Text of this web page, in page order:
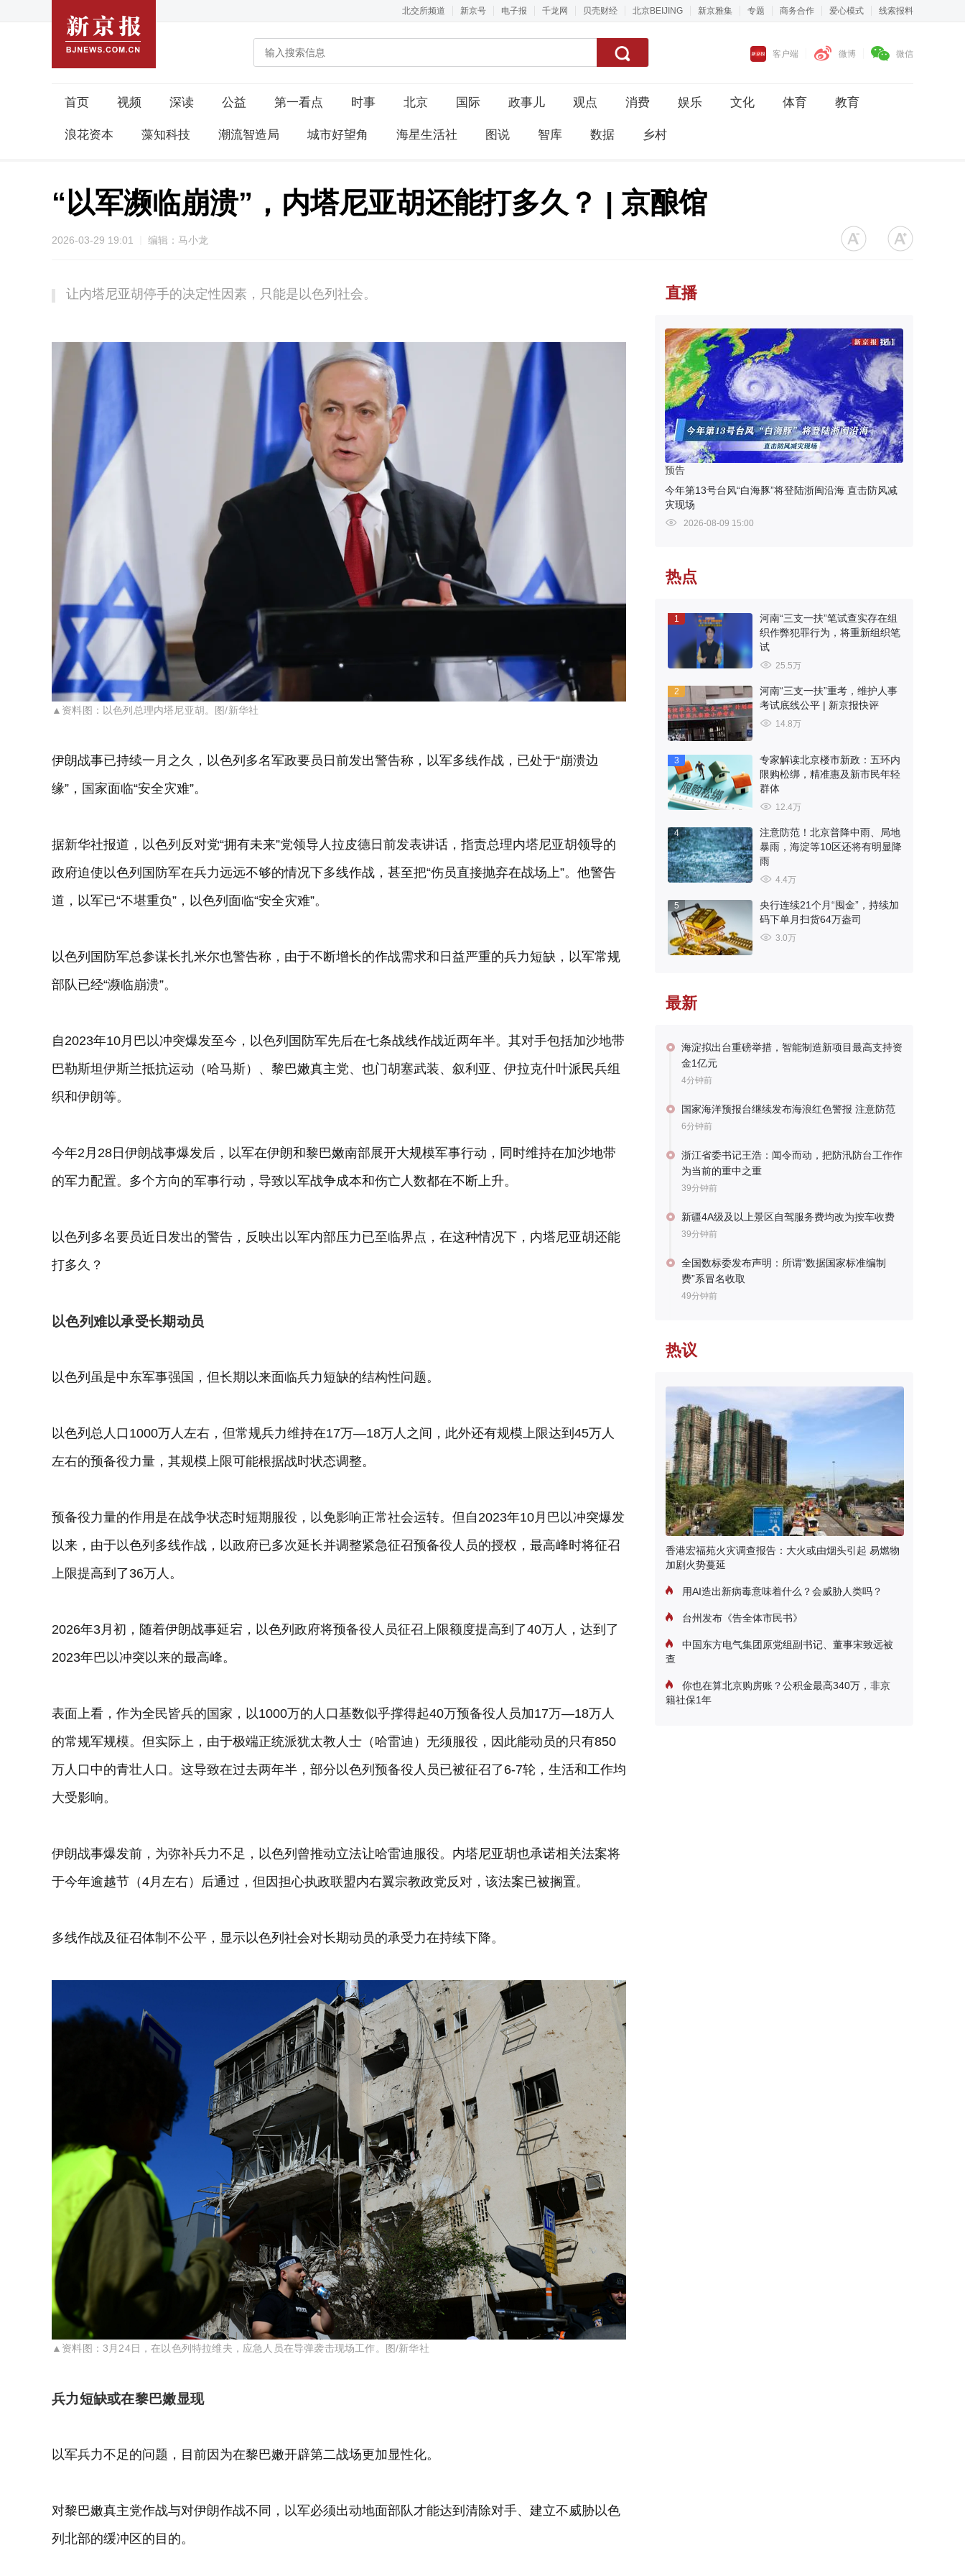
北交所频道 新京号 电子报 千龙网 贝壳财经 北京BEIJING 新京雅集 专题 商务合作 爱心模式 线索报料
客户端 微博 微信
首页 视频 深读 公益 第一看点 时事 北京 国际 政事儿 观点 消费 娱乐 文化 体育 教育
浪花资本 藻知科技 潮流智造局 城市好望角 海星生活社 图说 智库 数据 乡村
“以军濒临崩溃”，内塔尼亚胡还能打多久？ | 京酿馆
2026-03-29 19:01 编辑：马小龙
让内塔尼亚胡停手的决定性因素，只能是以色列社会。
▲资料图：以色列总理内塔尼亚胡。图/新华社
伊朗战事已持续一月之久，以色列多名军政要员日前发出警告称，以军多线作战，已处于“崩溃边
缘”，国家面临“安全灾难”。
据新华社报道，以色列反对党“拥有未来”党领导人拉皮德日前发表讲话，指责总理内塔尼亚胡领导的
政府迫使以色列国防军在兵力远远不够的情况下多线作战，甚至把“伤员直接抛弃在战场上”。他警告
道，以军已“不堪重负”，以色列面临“安全灾难”。
以色列国防军总参谋长扎米尔也警告称，由于不断增长的作战需求和日益严重的兵力短缺，以军常规
部队已经“濒临崩溃”。
自2023年10月巴以冲突爆发至今，以色列国防军先后在七条战线作战近两年半。其对手包括加沙地带
巴勒斯坦伊斯兰抵抗运动（哈马斯）、黎巴嫩真主党、也门胡塞武装、叙利亚、伊拉克什叶派民兵组
织和伊朗等。
今年2月28日伊朗战事爆发后，以军在伊朗和黎巴嫩南部展开大规模军事行动，同时维持在加沙地带
的军力配置。多个方向的军事行动，导致以军战争成本和伤亡人数都在不断上升。
以色列多名要员近日发出的警告，反映出以军内部压力已至临界点，在这种情况下，内塔尼亚胡还能
打多久？
以色列难以承受长期动员
以色列虽是中东军事强国，但长期以来面临兵力短缺的结构性问题。
以色列总人口1000万人左右，但常规兵力维持在17万—18万人之间，此外还有规模上限达到45万人
左右的预备役力量，其规模上限可能根据战时状态调整。
预备役力量的作用是在战争状态时短期服役，以免影响正常社会运转。但自2023年10月巴以冲突爆发
以来，由于以色列多线作战，以政府已多次延长并调整紧急征召预备役人员的授权，最高峰时将征召
上限提高到了36万人。
2026年3月初，随着伊朗战事延宕，以色列政府将预备役人员征召上限额度提高到了40万人，达到了
2023年巴以冲突以来的最高峰。
表面上看，作为全民皆兵的国家，以1000万的人口基数似乎撑得起40万预备役人员加17万—18万人
的常规军规模。但实际上，由于极端正统派犹太教人士（哈雷迪）无须服役，因此能动员的只有850
万人口中的青壮人口。这导致在过去两年半，部分以色列预备役人员已被征召了6-7轮，生活和工作均
大受影响。
伊朗战事爆发前，为弥补兵力不足，以色列曾推动立法让哈雷迪服役。内塔尼亚胡也承诺相关法案将
于今年逾越节（4月左右）后通过，但因担心执政联盟内右翼宗教政党反对，该法案已被搁置。
多线作战及征召体制不公平，显示以色列社会对长期动员的承受力在持续下降。
▲资料图：3月24日，在以色列特拉维夫，应急人员在导弹袭击现场工作。图/新华社
兵力短缺或在黎巴嫩显现
以军兵力不足的问题，目前因为在黎巴嫩开辟第二战场更加显性化。
对黎巴嫩真主党作战与对伊朗作战不同，以军必须出动地面部队才能达到清除对手、建立不威胁以色
列北部的缓冲区的目的。
直播
预告
今年第13号台风“白海豚”将登陆浙闽沿海 直击防风减
灾现场
2026-08-09 15:00
热点
1
河南“三支一扶”笔试查实存在组
织作弊犯罪行为，将重新组织笔
试
25.5万
2
河南“三支一扶”重考，维护人事
考试底线公平 | 新京报快评
14.8万
3
专家解读北京楼市新政：五环内
限购松绑，精准惠及新市民年轻
群体
12.4万
4
注意防范！北京普降中雨、局地
暴雨，海淀等10区还将有明显降
雨
4.4万
5
央行连续21个月“囤金”，持续加
码下单月扫货64万盎司
3.0万
最新
海淀拟出台重磅举措，智能制造新项目最高支持资
金1亿元
4分钟前
国家海洋预报台继续发布海浪红色警报 注意防范
6分钟前
浙江省委书记王浩：闻令而动，把防汛防台工作作
为当前的重中之重
39分钟前
新疆4A级及以上景区自驾服务费均改为按车收费
39分钟前
全国数标委发布声明：所谓“数据国家标准编制
费”系冒名收取
49分钟前
热议
香港宏福苑火灾调查报告：大火或由烟头引起 易燃物
加剧火势蔓延
用AI造出新病毒意味着什么？会威胁人类吗？
台州发布《告全体市民书》
中国东方电气集团原党组副书记、董事宋致远被
查
你也在算北京购房账？公积金最高340万，非京
籍社保1年